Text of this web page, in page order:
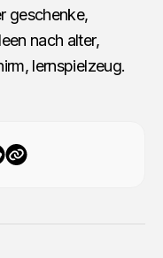
geschenke,
nach alter,
lernspielzeug.